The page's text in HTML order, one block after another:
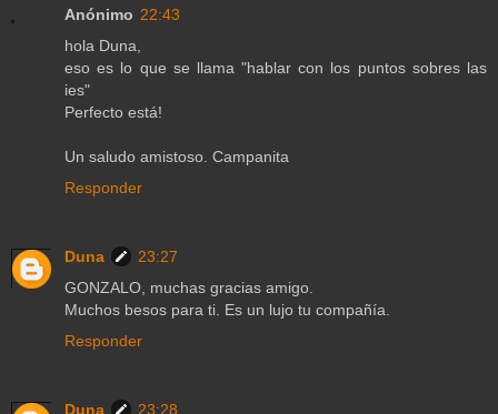
Anónimo 22:43
hola Duna,
eso es lo que se llama "hablar con los puntos sobres las
ies"
Perfecto está!
Un saludo amistoso. Campanita
Responder
Duna
23:27
GONZALO, muchas gracias amigo.
Muchos besos para ti. Es un lujo tu compañía.
Responder
Duna
23:28